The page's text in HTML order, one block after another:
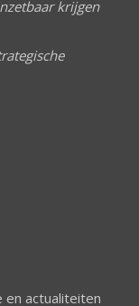
krijgen
en actualiteiten